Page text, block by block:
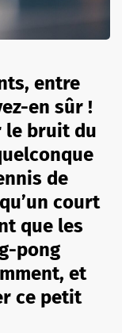
entre
en sûr !
le bruit du
de
court
que les
pong
et
ce petit